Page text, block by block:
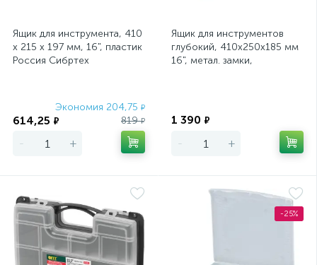
Ящик для инструмента, 410
х 215 х 197 мм, 16", пластик
Россия Сибртех
Экономия 204,75 ₽
614,25 ₽ 819₽
- +
Ящик для инструментов
глубокий, 410х250х185 мм
16", метал. замки,
1 390 ₽
- +
-25%